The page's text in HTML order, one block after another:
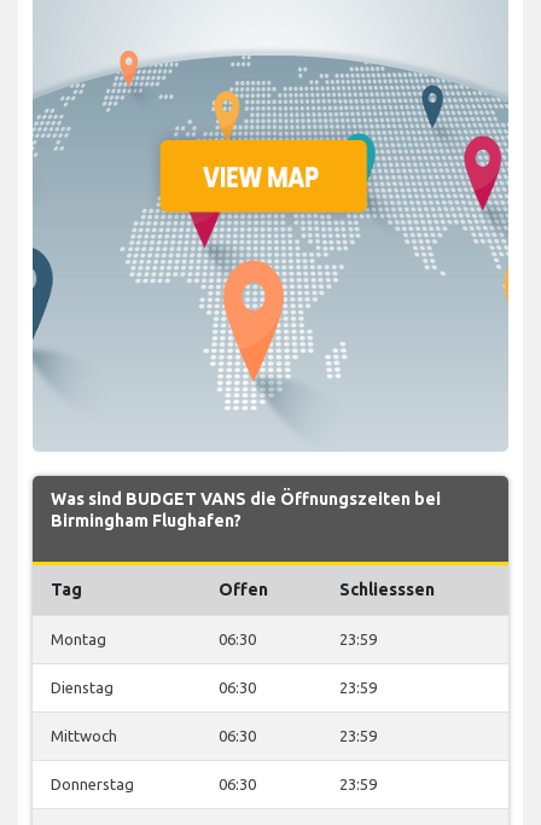
Was sind BUDGET VANS die Öffnungszeiten bei
Birmingham Flughafen?
Tag Offen Schliesssen
Montag 06:30 23:59
Dienstag 06:30 23:59
Mittwoch 06:30 23:59
Donnerstag 06:30 23:59